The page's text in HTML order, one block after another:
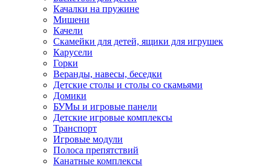
Качалки на пружине
Мишени
Качели
Скамейки для детей, ящики для игрушек
Карусели
Горки
Веранды, навесы, беседки
Детские столы и столы со скамьями
Домики
БУМы и игровые панели
Детские игровые комплексы
Транспорт
Игровые модули
Полоса препятствий
Канатные комплексы